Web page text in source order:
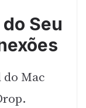
Seu
Mac